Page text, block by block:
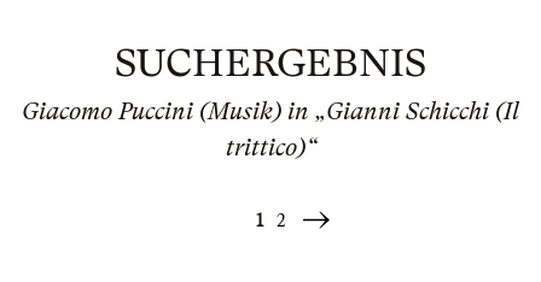
SUCHERGEBNIS
Giacomo Puccini (Musik) in „Gianni Schicchi (Il
trittico)“
1 2
Weiter